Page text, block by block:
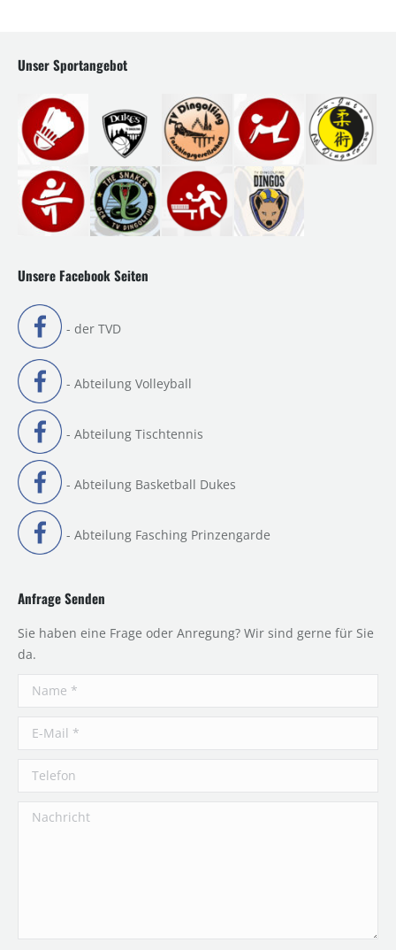
Unser Sportangebot
Unsere Facebook Seiten
- der TVD
- Abteilung Volleyball
- Abteilung Tischtennis
- Abteilung Basketball Dukes
- Abteilung Fasching Prinzengarde
Anfrage Senden
Sie haben eine Frage oder Anregung? Wir sind gerne für Sie
da.
Name *
E-Mail *
Telefon
Nachricht